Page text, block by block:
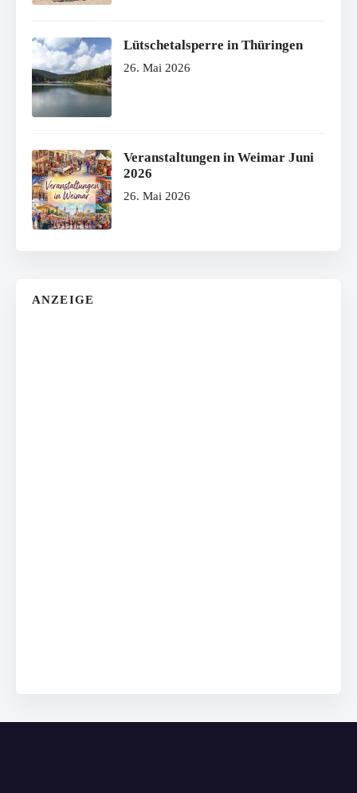
Lütschetalsperre in Thüringen
26. Mai 2026
Veranstaltungen in Weimar Juni
2026
26. Mai 2026
ANZEIGE